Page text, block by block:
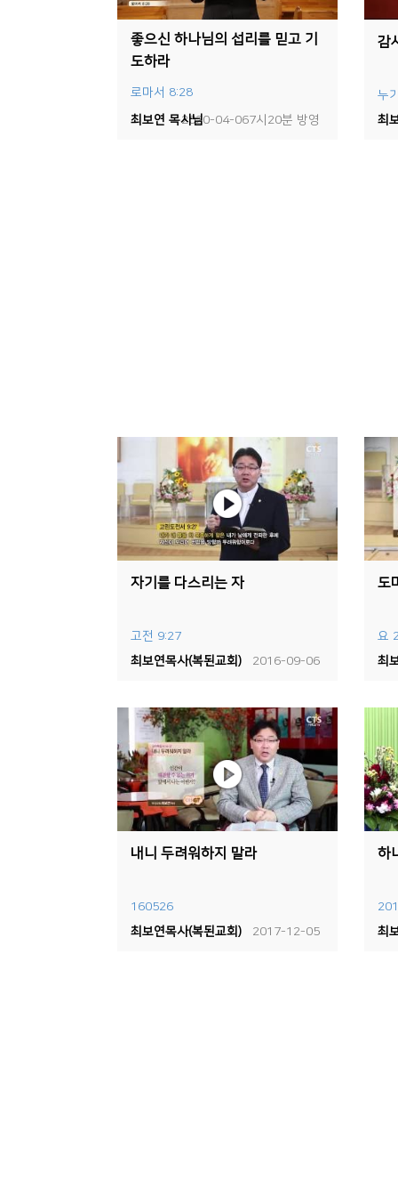
좋으신 하나님의 섭리를 믿고 기
도하라
로마서 8:28
2020-04-067시20분 방영
최보연 목사님
감
누
최
자기를 다스리는 자
고전 9:27
2016-09-06
최보연목사(복된교회)
도
요
최
내니 두려워하지 말라
160526
2017-12-05
최보연목사(복된교회)
하
최